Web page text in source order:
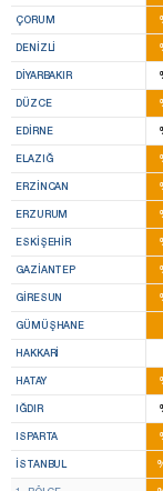
ÇORUM
DENIZLI
DIYARBAKIR
DÜZCE
EDIRNE
ELAZIĞ
ERZINCAN
ERZURUM
ESKIŞEHIR
GAZIANTEP
GIRESUN
GÜMÜŞHANE
HAKKARI
HATAY
IĞDIR
ISPARTA
İSTANBUL